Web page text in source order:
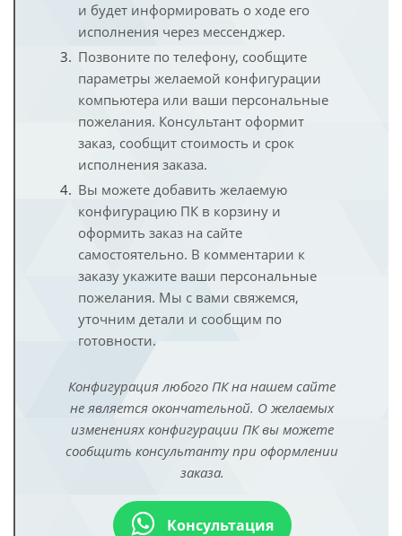
и будет информировать о ходе его
исполнения через мессенджер.
Позвоните по телефону, сообщите
параметры желаемой конфигурации
компьютера или ваши персональные
пожелания. Консультант оформит
заказ, сообщит стоимость и срок
исполнения заказа.
Вы можете добавить желаемую
конфигурацию ПК в корзину и
оформить заказ на сайте
самостоятельно. В комментарии к
заказу укажите ваши персональные
пожелания. Мы с вами свяжемся,
уточним детали и сообщим по
готовности.
Конфигурация любого ПК на нашем сайте
не является окончательной. О желаемых
изменениях конфигурации ПК вы можете
сообщить консультанту при оформлении
заказа.
Консультация